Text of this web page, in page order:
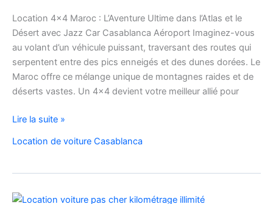
Location 4×4 Maroc : L’Aventure Ultime dans l’Atlas et le
Désert avec Jazz Car Casablanca Aéroport Imaginez-vous
au volant d’un véhicule puissant, traversant des routes qui
serpentent entre des pics enneigés et des dunes dorées. Le
Maroc offre ce mélange unique de montagnes raides et de
déserts vastes. Un 4×4 devient votre meilleur allié pour
location
voiture
au
Maroc
Lire la suite »
Location de voiture Casablanca